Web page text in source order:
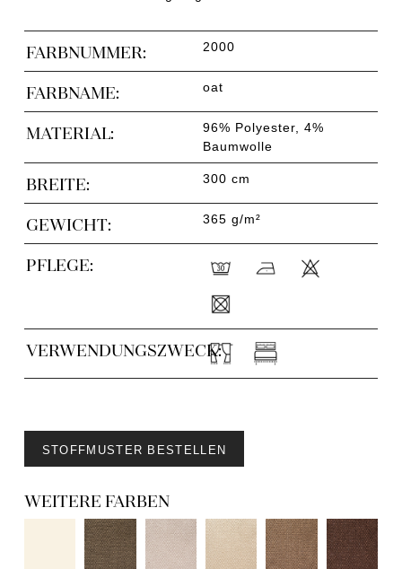
FARBNUMMER: 2000
FARBNAME: oat
MATERIAL:
96% Polyester, 4%
Baumwolle
BREITE: 300 cm
GEWICHT: 365 g/m²
PFLEGE:
VERWENDUNGSZWECK:
STOFFMUSTER BESTELLEN
WEITERE FARBEN